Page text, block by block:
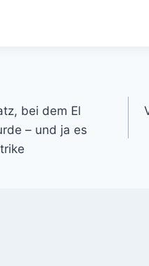
bei dem El
– und ja es